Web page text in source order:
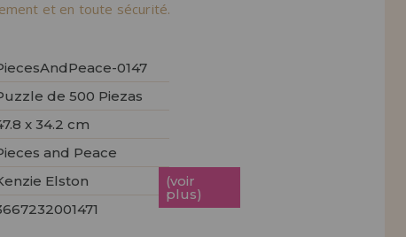
et en toute sécurité.
0147
de 500 Piezas
x 34.2 cm
and Peace
Elston (voir
plus)